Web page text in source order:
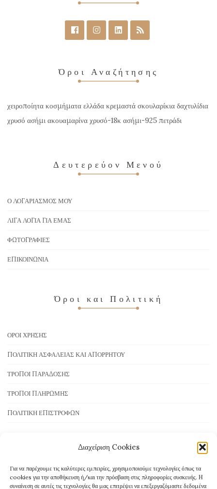
Διαχείριση Cookies
Για να παρέχουμε τις καλύτερες εμπειρίες, χρησιμοποιούμε τεχνολογίες όπως τα
cookies για την αποθήκευση ή/και την πρόσβαση στις πληροφορίες συσκευής. Η
συναίνεση σε αυτές τις τεχνολογίες θα μας επιτρέψει να επεξεργαζόμαστε δεδομένα
Όροι Αναζήτησης
χειροποίητα κοσμήματα ελλάδα κρεμαστά σκουλαρίκια δαχτυλίδια
χρυσό ασήμι ακουαμαρίνα χρυσό-18κ ασήμι-925 πετράδι
Δευτερεύον Μενού
Ο ΛΟΓΑΡΙΑΣΜΌΣ ΜΟΥ
ΛΊΓΑ ΛΌΓΙΑ ΓΙΑ ΕΜΆΣ
ΦΩΤΟΓΡΑΦΊΕΣ
ΕΠΙΚΟΙΝΩΝΊΑ
Όροι και Πολιτική
ΌΡΟΙ ΧΡΉΣΗΣ
ΠΟΛΙΤΙΚΉ ΑΣΦΆΛΕΙΑΣ ΚΑΙ ΑΠΟΡΡΉΤΟΥ
ΤΡΌΠΟΙ ΠΑΡΆΔΟΣΗΣ
ΤΡΌΠΟΙ ΠΛΗΡΩΜΉΣ
ΠΟΛΙΤΙΚΉ ΕΠΙΣΤΡΟΦΏΝ
Τρόποι Πληρωμής